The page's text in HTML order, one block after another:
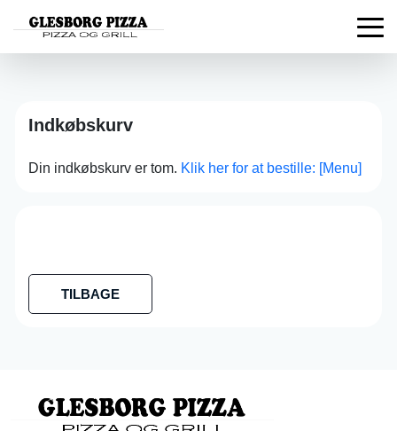
Indkøbskurv
Din indkøbskurv er tom. Klik her for at bestille: [Menu]
TILBAGE